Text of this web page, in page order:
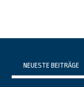
NEUESTE BEITRÄGE